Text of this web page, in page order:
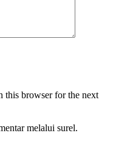
this browser for the next
melalui surel.